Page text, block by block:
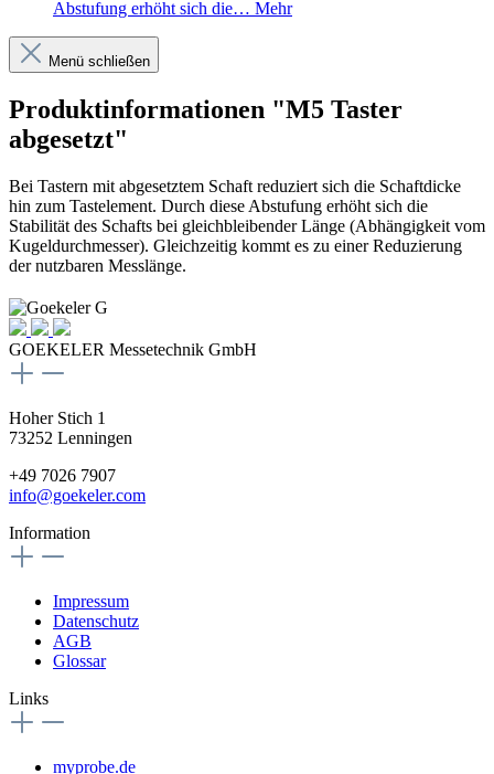
Abstufung erhöht sich die… Mehr
Menü schließen
Produktinformationen "M5 Taster
abgesetzt"
Bei Tastern mit abgesetztem Schaft reduziert sich die Schaftdicke
hin zum Tastelement. Durch diese Abstufung erhöht sich die
Stabilität des Schafts bei gleichbleibender Länge (Abhängigkeit vom
Kugeldurchmesser). Gleichzeitig kommt es zu einer Reduzierung
der nutzbaren Messlänge.
GOEKELER Messetechnik GmbH
Hoher Stich 1
73252 Lenningen
+49 7026 7907
info@goekeler.com
Information
Impressum
Datenschutz
AGB
Glossar
Links
myprobe.de